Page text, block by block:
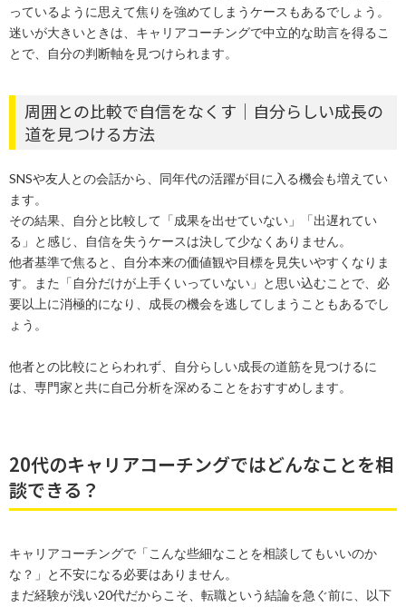
っているように思えて焦りを強めてしまうケースもあるでしょう。
迷いが大きいときは、キャリアコーチングで中立的な助言を得るこ
とで、自分の判断軸を見つけられます。
周囲との比較で自信をなくす｜自分らしい成長の
道を見つける方法
SNSや友人との会話から、同年代の活躍が目に入る機会も増えてい
ます。
その結果、自分と比較して「成果を出せていない」「出遅れてい
る」と感じ、自信を失うケースは決して少なくありません。
他者基準で焦ると、自分本来の価値観や目標を見失いやすくなりま
す。また「自分だけが上手くいっていない」と思い込むことで、必
要以上に消極的になり、成長の機会を逃してしまうこともあるでし
ょう。
他者との比較にとらわれず、自分らしい成長の道筋を見つけるに
は、専門家と共に自己分析を深めることをおすすめします。
20代のキャリアコーチングではどんなことを相
談できる？
キャリアコーチングで「こんな些細なことを相談してもいいのか
な？」と不安になる必要はありません。
まだ経験が浅い20代だからこそ、転職という結論を急ぐ前に、以下